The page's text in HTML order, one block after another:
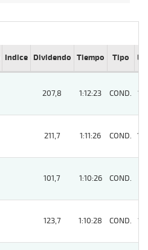
Indice Dividendo Tiempo Tipo Lº
207,8 1:12:23 COND. 11
211,7 1:11:26 COND. 12
101,7 1:10:26 COND.
123,7 1:10:28 COND. 11